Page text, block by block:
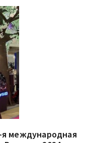
я международная